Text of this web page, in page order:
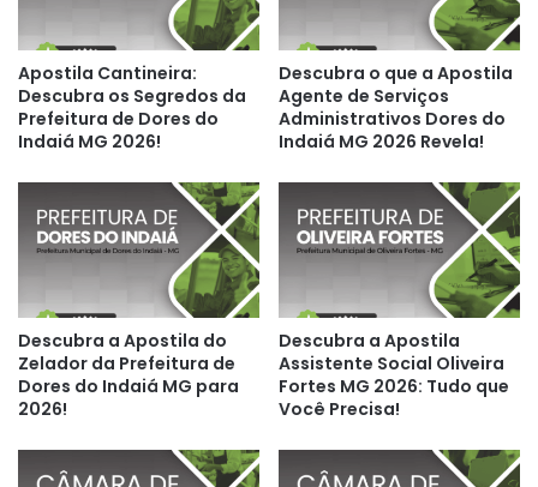
Apostila Cantineira:
Descubra os Segredos da
Prefeitura de Dores do
Indaiá MG 2026!
Descubra o que a Apostila
Agente de Serviços
Administrativos Dores do
Indaiá MG 2026 Revela!
Descubra a Apostila do
Zelador da Prefeitura de
Dores do Indaiá MG para
2026!
Descubra a Apostila
Assistente Social Oliveira
Fortes MG 2026: Tudo que
Você Precisa!